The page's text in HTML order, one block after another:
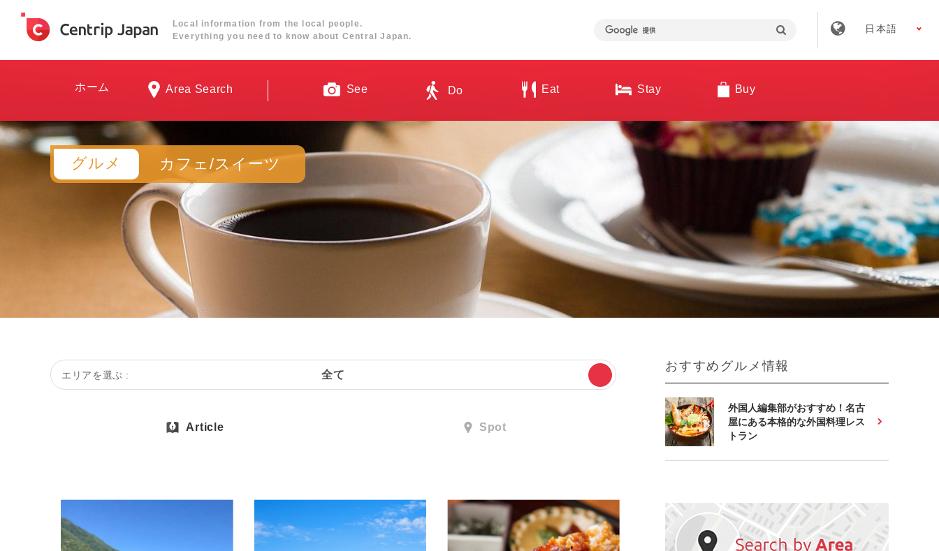
Local information from the local people.
Everything you need to know about Central Japan.
日本語
ホーム Area Search See Do Eat Stay Buy
グルメ カフェ/スイーツ
エリアを選ぶ : 全て
Article Spot
おすすめグルメ情報
外国人編集部がおすすめ！名古
屋にある本格的な外国料理レス
トラン